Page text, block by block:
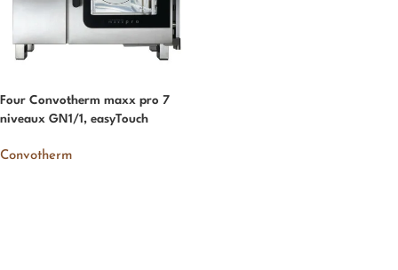
Four Convotherm maxx pro 7
niveaux GN1/1, easyTouch
Convotherm